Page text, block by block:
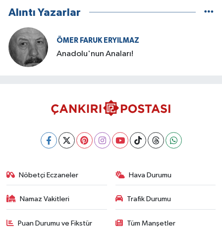
Alıntı Yazarlar
ÖMER FARUK ERYILMAZ
Anadolu'nun Anaları!
Nöbetçi Eczaneler Hava Durumu
Namaz Vakitleri Trafik Durumu
Puan Durumu ve Fikstür Tüm Manşetler